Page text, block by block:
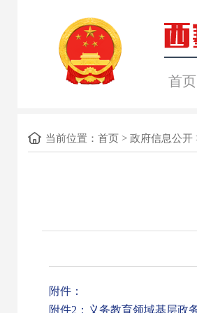
首页
当前位置： 首页> 政府信息公开
附件：
附件2：义务教育领域基层政